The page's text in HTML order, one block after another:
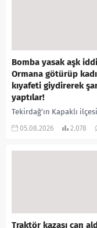
Bomba yasak aşk
Ormana götürüp
kıyafeti giydirerek
yaptılar!
Tekirdağ’ın Kapaklı
bir kişiyi, arkadaşının
05.08.2026 2.078
Traktör kazası can